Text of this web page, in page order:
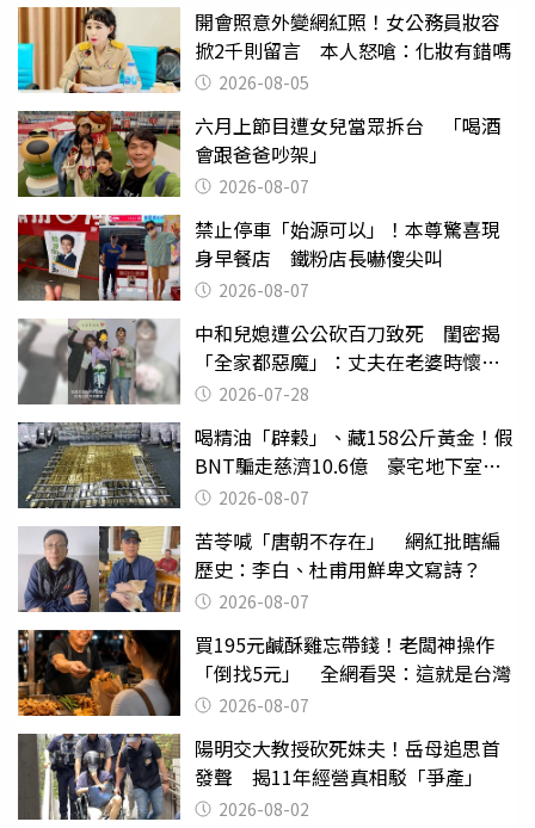
開會照意外變網紅照！女公務員妝容
掀2千則留言 本人怒嗆：化妝有錯嗎
2026-08-05
六月上節目遭女兒當眾拆台 「喝酒
會跟爸爸吵架」
2026-08-07
禁止停車「始源可以」！本尊驚喜現
身早餐店 鐵粉店長嚇傻尖叫
2026-08-07
中和兒媳遭公公砍百刀致死 閨密揭
「全家都惡魔」：丈夫在老婆時懷孕
摔東西
2026-07-28
喝精油「辟穀」、藏158公斤黃金！假
BNT騙走慈濟10.6億 豪宅地下室竟
挖出乾鮑金庫
2026-08-07
苦苓喊「唐朝不存在」 網紅批瞎編
歷史：李白、杜甫用鮮卑文寫詩？
2026-08-07
買195元鹹酥雞忘帶錢！老闆神操作
「倒找5元」 全網看哭：這就是台灣
2026-08-07
陽明交大教授砍死妹夫！岳母追思首
發聲 揭11年經營真相駁「爭產」
2026-08-02